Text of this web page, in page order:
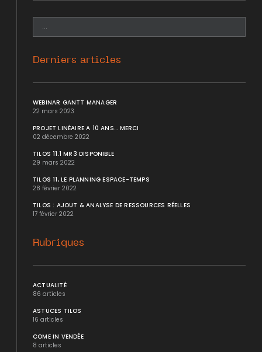
Derniers articles
WEBINAR GANTT MANAGER
22 mars 2023
PROJET LINÉAIRE A 10 ANS... MERCI
02 décembre 2022
TILOS 11.1 MR3 DISPONIBLE
29 mars 2022
TILOS 11, LE PLANNING ESPACE-TEMPS
28 février 2022
TILOS : AJOUT & ANALYSE DE RESSOURCES RÉELLES
17 février 2022
Rubriques
ACTUALITÉ
86 articles
ASTUCES TILOS
16 articles
COME IN VENDÉE
8 articles